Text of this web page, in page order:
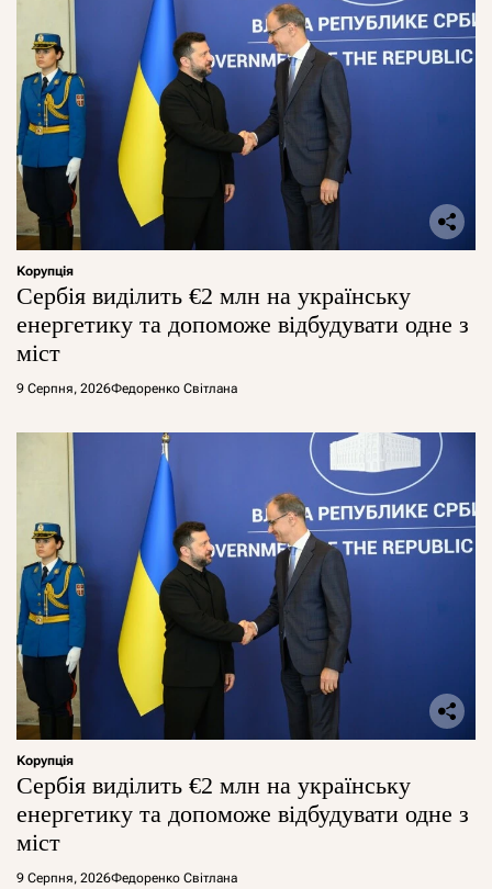
Корупція
Сербія виділить €2 млн на українську
енергетику та допоможе відбудувати одне з
міст
9 Серпня, 2026Федоренко Світлана
Корупція
Сербія виділить €2 млн на українську
енергетику та допоможе відбудувати одне з
міст
9 Серпня, 2026Федоренко Світлана